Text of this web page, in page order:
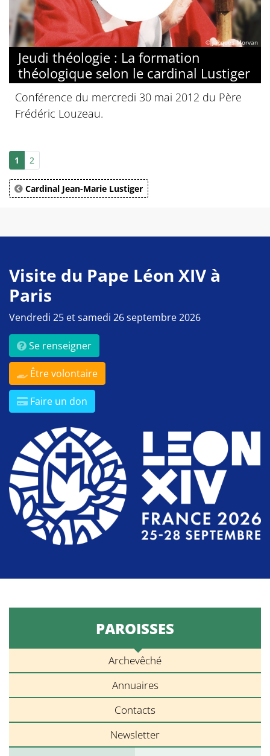
© Jacques Morvan
Jeudi théologie : La formation
théologique selon le cardinal Lustiger
Conférence du mercredi 30 mai 2012 du Père
Frédéric Louzeau.
1 2
Cardinal Jean-Marie Lustiger
Visite du Pape Léon XIV à
Paris
Vendredi 25 et samedi 26 septembre 2026
Se renseigner
Être volontaire
Faire un don
PAROISSES
Archevêché
Annuaires
Contacts
Newsletter